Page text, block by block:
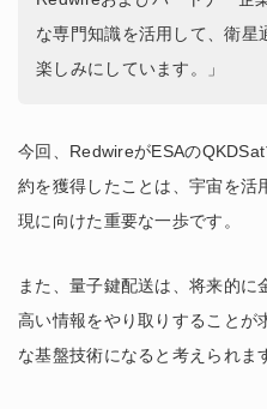
な専門知識を活用して、衛星
楽しみにしています。」
今回、RedwireがESAの
約を獲得したことは、宇宙を活
現に向けた重要な一歩です。
また、量子鍵配送は、将来的
高い情報をやり取りすることが
な基盤技術になると考えられま